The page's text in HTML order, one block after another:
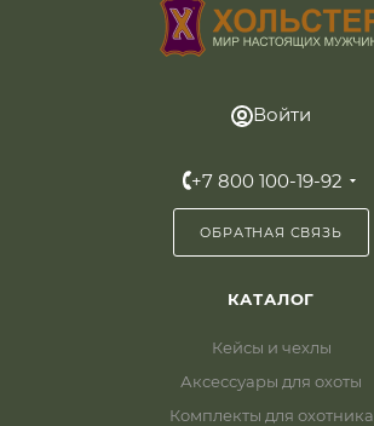
Войти
+7 800 100-19-92
ОБРАТНАЯ СВЯЗЬ
КАТАЛОГ
Кейсы и чехлы
Аксессуары для охоты
Комплекты для охотника